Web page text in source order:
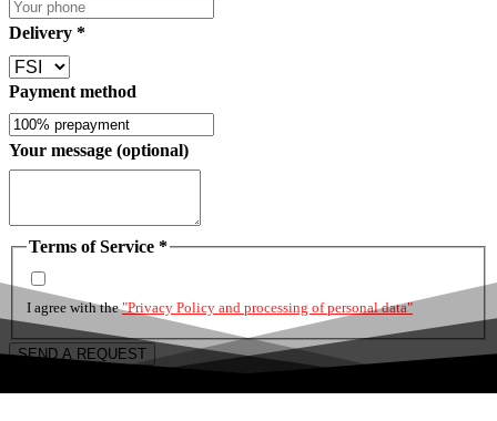
Delivery *
Payment method
Your message (optional)
Terms of Service *
I agree with the"Privacy Policy and processing of personal data"
SEND A REQUEST